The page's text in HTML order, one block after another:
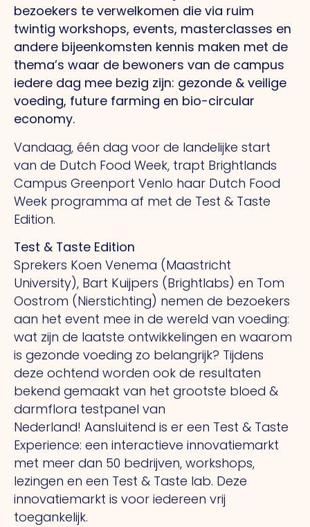
bezoekers te verwelkomen die via ruim
twintig workshops, events, masterclasses en
andere bijeenkomsten kennis maken met de
thema’s waar de bewoners van de campus
iedere dag mee bezig zijn: gezonde & veilige
voeding, future farming en bio-circular
economy.
Vandaag, één dag voor de landelijke start
van de Dutch Food Week, trapt Brightlands
Campus Greenport Venlo haar Dutch Food
Week programma af met de Test & Taste
Edition.
Test & Taste Edition
Sprekers Koen Venema (Maastricht
University), Bart Kuijpers (Brightlabs) en Tom
Oostrom (Nierstichting) nemen de bezoekers
aan het event mee in de wereld van voeding:
wat zijn de laatste ontwikkelingen en waarom
is gezonde voeding zo belangrijk? Tijdens
deze ochtend worden ook de resultaten
bekend gemaakt van het grootste bloed &
darmflora testpanel van
Nederland! Aansluitend is er een Test & Taste
Experience: een interactieve innovatiemarkt
met meer dan 50 bedrijven, workshops,
lezingen en een Test & Taste lab. Deze
innovatiemarkt is voor iedereen vrij
toegankelijk.